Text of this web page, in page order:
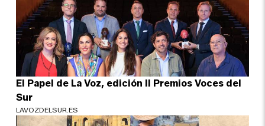
El Papel de La Voz, edición II Premios Voces del
Sur
LAVOZDELSUR.ES